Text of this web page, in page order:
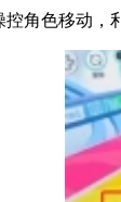
角色移动，